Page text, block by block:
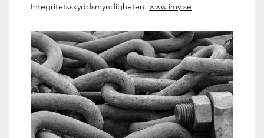
Integritetsskyddsmyndigheten:www.imy.se